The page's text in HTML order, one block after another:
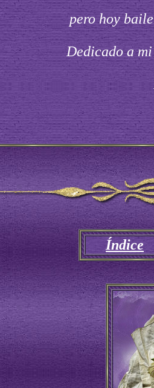
pero hoy
Dedicado a
Índice